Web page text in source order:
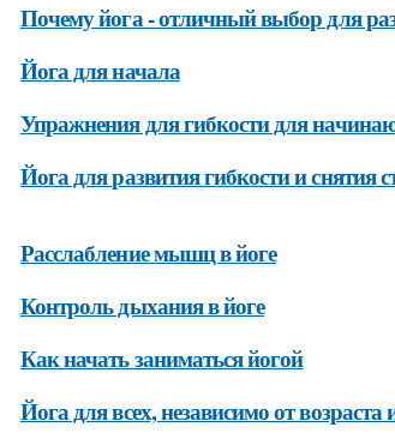
Почему йога - отличный выбор для
Йога для начала
Упражнения для гибкости для
Йога для развития гибкости и снятия
Расслабление мышц в йоге
Контроль дыхания в йоге
Как начать заниматься йогой
Йога для всех, независимо от